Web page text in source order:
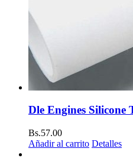
Dle Engines Silicone
Bs.57.00
Añadir al carrito Detalles